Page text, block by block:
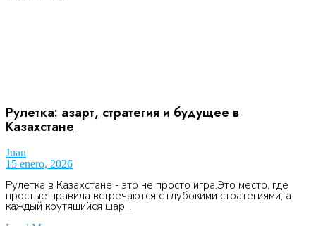
Рулетка: азарт, стратегия и будущее в
Казахстане
Juan
15 enero, 2026
Рулетка в Казахстане - это не просто игра.Это место, где
простые правила встречаются с глубокими стратегиями, а
каждый крутящийся шар...